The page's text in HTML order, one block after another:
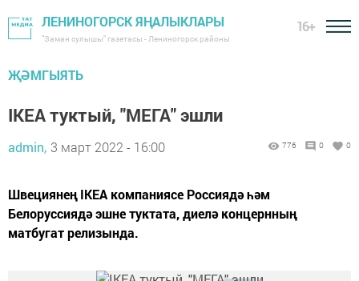
ЛЕНИНОГОРСК ЯҢАЛЫКЛАРЫ
"Заман сулышы" газетасы - Лениногорск районы
16+
ҖӘМГЫЯТЬ
IKEA туктый, "МЕГА" эшли
admin, 3 март 2022 - 16:00 776 0 0
Швециянең IKEA компаниясе Россиядә һәм
Белоруссиядә эшне туктата, диелә концернның
матбугат релизында.